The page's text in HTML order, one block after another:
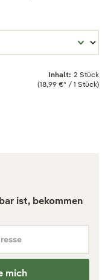
Inhalt: 2 Stück
(18,99 €* / 1 Stück)
ist, bekommen
mich